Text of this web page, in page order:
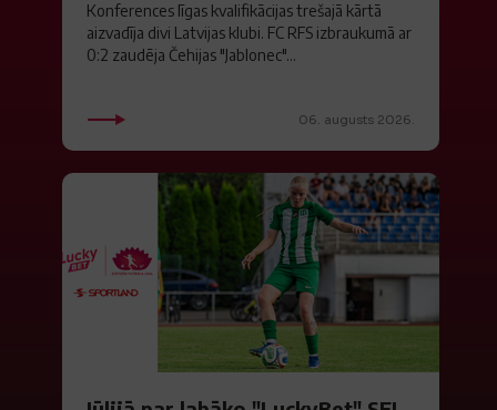
Konferences līgas kvalifikācijas trešajā kārtā
aizvadīja divi Latvijas klubi. FC RFS izbraukumā ar
0:2 zaudēja Čehijas "Jablonec"...
06. augusts 2026.